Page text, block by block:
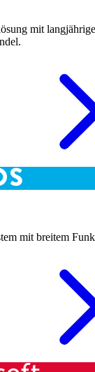
mit
mit breitem